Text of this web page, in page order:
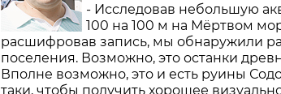
- Исследовав небольшую
100 на 100 м на Мёртвом
расшифровав запись, мы обнаружили
поселения. Возможно, это останки
Вполне возможно, это и есть руины
таки, чтобы получить хорошее